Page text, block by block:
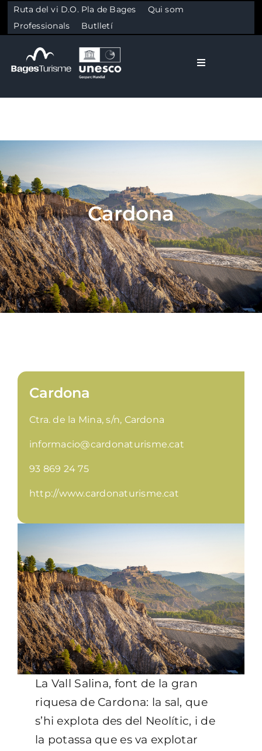
Ruta del vi D.O. Pla de Bages
Qui som
Professionals
Butlletí
Toggle
Gastronomia
Planifica
Cardona
Cardona
Ctra. de la Mina, s/n, Cardona
informacio@cardonaturisme.cat
93 869 24 75
http://www.cardonaturisme.cat
La Vall Salina, font de la gran
riquesa de Cardona: la sal, que
s’hi explota des del Neolític, i de
la potassa que es va explotar